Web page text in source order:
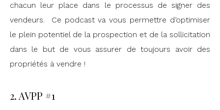
chacun leur place dans le processus de signer des
vendeurs. Ce podcast va vous permettre d’optimiser
le plein potentiel de la prospection et de la sollicitation
dans le but de vous assurer de toujours avoir des
propriétés à vendre !
2. AVPP #1